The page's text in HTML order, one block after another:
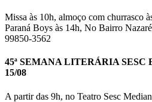
Missa às 10h, almoço com churrasco
Paraná Boys às 14h, No Bairro
99850-3562
45ª SEMANA LITERÁRIA SESC
15/08
A partir das 9h, no Teatro Sesc